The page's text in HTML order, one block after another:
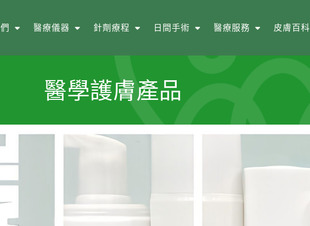
醫療儀器 針劑療程 日間手術 醫療服務 皮膚百科
醫學護膚產品